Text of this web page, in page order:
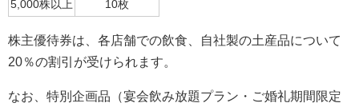
5,000株以上
10枚
株主優待券は、各店舗での飲食、自社製の土産品について
20％の割引が受けられます。
なお、特別企画品（宴会飲み放題プラン・ご婚礼期間限定